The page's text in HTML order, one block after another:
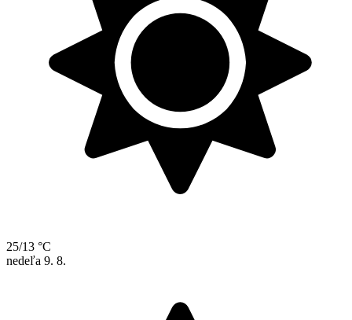
25/13 °C
nedeľa 9. 8.